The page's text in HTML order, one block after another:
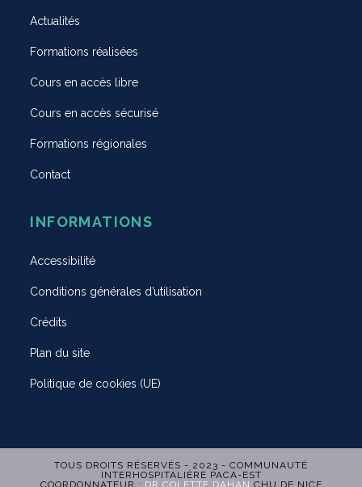
Actualités
Formations réalisées
Cours en accès libre
Cours en accès sécurisé
Formations régionales
Contact
INFORMATIONS
Accessibilité
Conditions générales d’utilisation
Crédits
Plan du site
Politique de cookies (UE)
TOUS DROITS RÉSERVÉS - 2023 - COMMUNAUTÉ
INTERHOSPITALIÈRE PACA-EST
COORDONNATEUR : DR COLETTE DAHAN CHU DE NICE